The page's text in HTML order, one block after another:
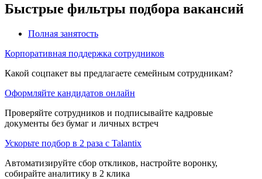
Быстрые фильтры подбора вакансий
Полная занятость
Корпоративная поддержка сотрудников
Какой соцпакет вы предлагаете семейным сотрудникам?
Оформляйте кандидатов онлайн
Проверяйте сотрудников и подписывайте кадровые
документы без бумаг и личных встреч
Ускорьте подбор в 2 раза с Talantix
Автоматизируйте сбор откликов, настройте воронку,
собирайте аналитику в 2 клика